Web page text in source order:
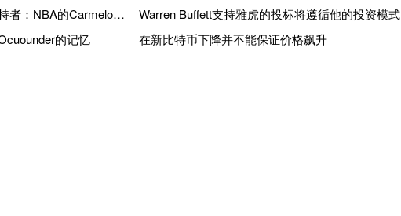
音乐可穿戴性启动有很大的支持者：NBA的Carmelo Anthony，Android Mind Andy Rubin和Timbaland
Warren Buffett支持雅虎的投标将遵循他的投资模式
的记忆
在新比特币下降并不能保证价格飙升